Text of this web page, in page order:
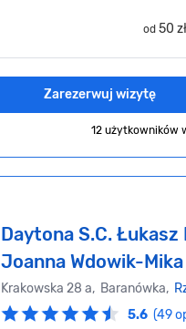
od 50 zł
Zarezerwuj wizytę
12 użytkowników
Daytona S.C. Łukasz
Joanna Wdowik-Mika
Krakowska 28 a, Baranówka,
5.6 (49